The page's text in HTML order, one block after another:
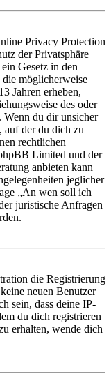
Privacy Protection
der Privatsphäre
Gesetz in den
die möglicherweise
Jahren erheben,
des oder
Wenn du dir unsicher
auf der du dich zu
rechtlichen
Limited und der
anbieten kann
jeglicher
„An wen soll ich
juristische Anfragen
die Registrierung
neuen Benutzer
sein, dass deine IP-
du dich registrieren
erhalten, wende dich